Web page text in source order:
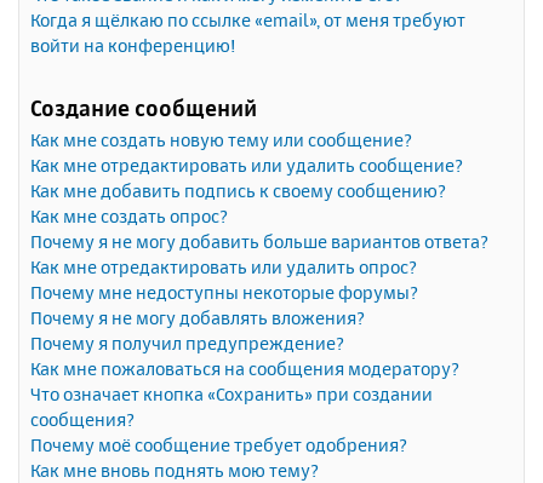
Когда я щёлкаю по ссылке «email», от меня требуют
войти на конференцию!
Создание сообщений
Как мне создать новую тему или сообщение?
Как мне отредактировать или удалить сообщение?
Как мне добавить подпись к своему сообщению?
Как мне создать опрос?
Почему я не могу добавить больше вариантов ответа?
Как мне отредактировать или удалить опрос?
Почему мне недоступны некоторые форумы?
Почему я не могу добавлять вложения?
Почему я получил предупреждение?
Как мне пожаловаться на сообщения модератору?
Что означает кнопка «Сохранить» при создании
сообщения?
Почему моё сообщение требует одобрения?
Как мне вновь поднять мою тему?